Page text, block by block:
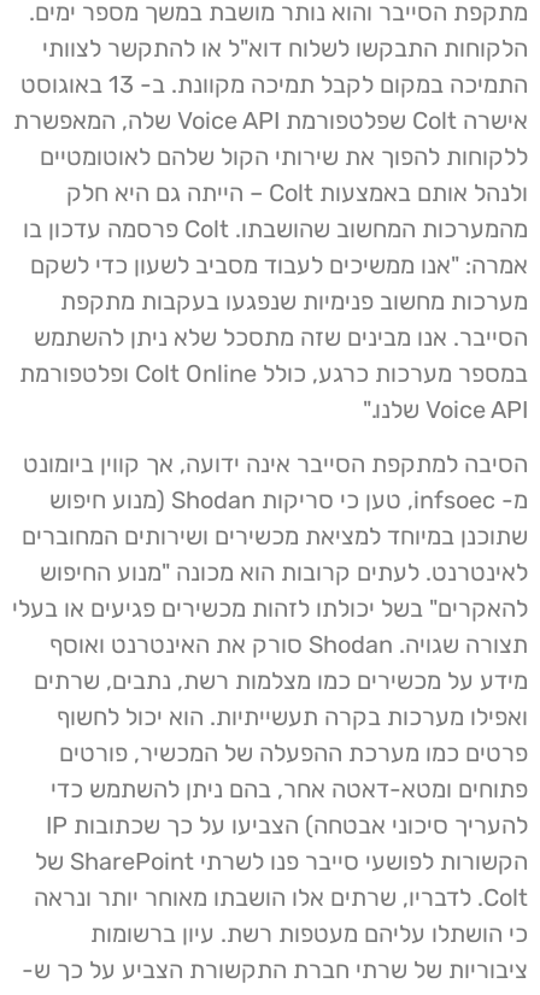
מתקפת הסייבר והוא נותר מושבת במשך מספר ימים.
הלקוחות התבקשו לשלוח דוא"ל או להתקשר לצוותי
התמיכה במקום לקבל תמיכה מקוונת. ב- 13 באוגוסט
אישרה Colt שפלטפורמת Voice API שלה, המאפשרת
ללקוחות להפוך את שירותי הקול שלהם לאוטומטיים
ולנהל אותם באמצעות Colt – הייתה גם היא חלק
מהמערכות המחשוב שהושבתו. Colt פרסמה עדכון בו
אמרה: "אנו ממשיכים לעבוד מסביב לשעון כדי לשקם
מערכות מחשוב פנימיות שנפגעו בעקבות מתקפת
הסייבר. אנו מבינים שזה מתסכל שלא ניתן להשתמש
במספר מערכות כרגע, כולל Colt Online ופלטפורמת
Voice API שלנו."
הסיבה למתקפת הסייבר אינה ידועה, אך קווין ביומונט
מ- infsoec, טען כי סריקות Shodan (מנוע חיפוש
שתוכנן במיוחד למציאת מכשירים ושירותים המחוברים
לאינטרנט. לעתים קרובות הוא מכונה "מנוע החיפוש
להאקרים" בשל יכולתו לזהות מכשירים פגיעים או בעלי
תצורה שגויה. Shodan סורק את האינטרנט ואוסף
מידע על מכשירים כמו מצלמות רשת, נתבים, שרתים
ואפילו מערכות בקרה תעשייתיות. הוא יכול לחשוף
פרטים כמו מערכת ההפעלה של המכשיר, פורטים
פתוחים ומטא-דאטה אחר, בהם ניתן להשתמש כדי
להעריך סיכוני אבטחה) הצביעו על כך שכתובות IP
הקשורות לפושעי סייבר פנו לשרתי SharePoint של
Colt. לדבריו, שרתים אלו הושבתו מאוחר יותר ונראה
כי הושתלו עליהם מעטפות רשת. עיון ברשומות
ציבוריות של שרתי חברת התקשורת הצביע על כך ש-